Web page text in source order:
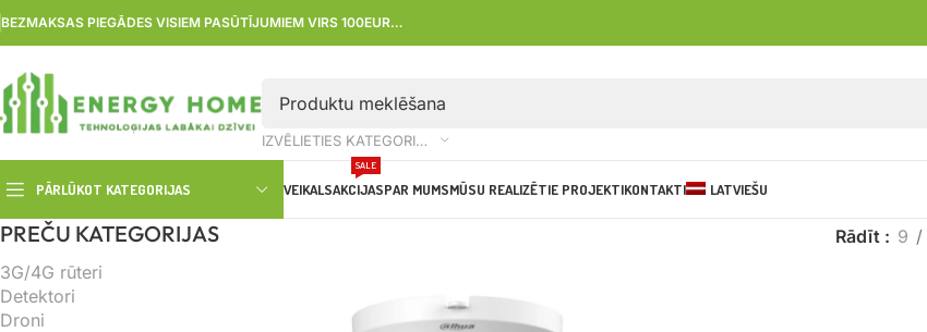
BEZMAKSAS PIEGĀDES VISIEM PASŪTĪJUMIEM VIRS 100EUR…
IZVĒLIETIES KATEGORIJU
PĀRLŪKOT KATEGORIJAS VEIKALSAKCIJAS
SALE
PAR MUMSMŪSU REALIZĒTIE PROJEKTIKONTAKTI LATVIEŠU
PREČU KATEGORIJAS
3G/4G rūteri
Detektori
Droni
Rādīt 9